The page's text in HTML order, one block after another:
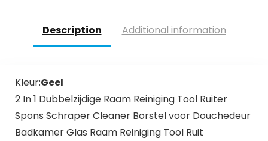
Description Additional information
Kleur:Geel
2 In 1 Dubbelzijdige Raam Reiniging Tool Ruiter
Spons Schraper Cleaner Borstel voor Douchedeur
Badkamer Glas Raam Reiniging Tool Ruit